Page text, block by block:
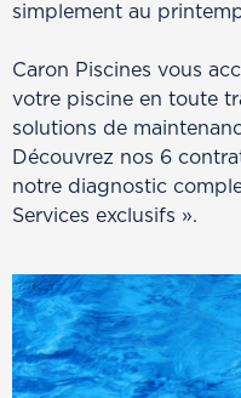
simplement au
Caron Piscines vous
votre piscine en toute
solutions de
Découvrez nos 6
notre diagnostic
Services exclusifs ».